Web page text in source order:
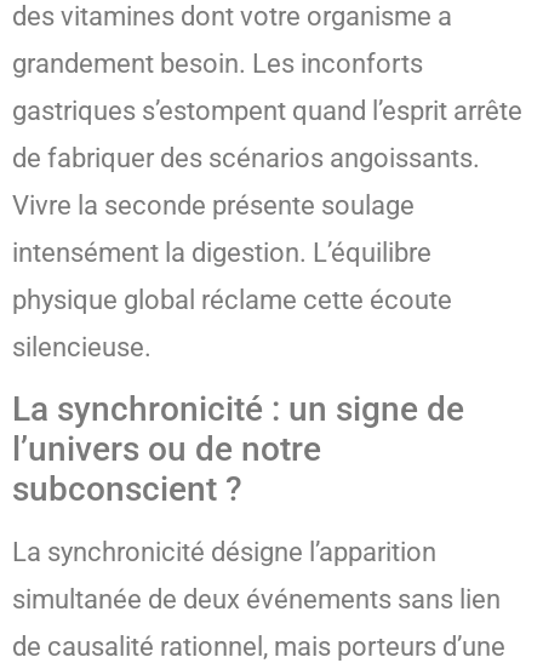
des vitamines dont votre organisme a
grandement besoin. Les inconforts
gastriques s’estompent quand l’esprit arrête
de fabriquer des scénarios angoissants.
Vivre la seconde présente soulage
intensément la digestion. L’équilibre
physique global réclame cette écoute
silencieuse.
La synchronicité : un signe de
l’univers ou de notre
subconscient ?
La synchronicité désigne l’apparition
simultanée de deux événements sans lien
de causalité rationnel, mais porteurs d’une